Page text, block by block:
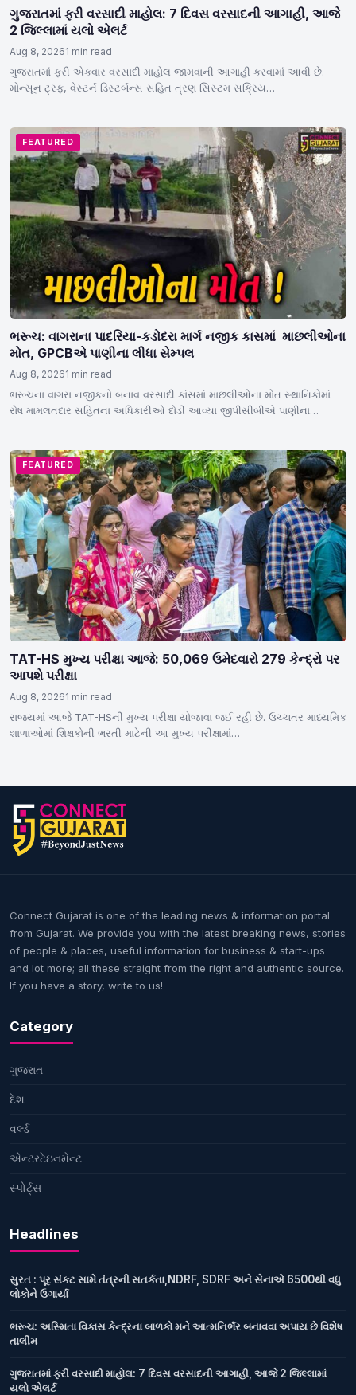
ગુજરાતમાં ફરી વરસાદી માહોલ: 7 દિવસ વરસાદની આગાહી, આજે
2 જિલ્લામાં યલો એલર્ટ
Aug 8, 20261 min read
ગુજરાતમાં ફરી એકવાર વરસાદી માહોલ જામવાની આગાહી કરવામાં આવી છે.
મોન્સૂન ટ્રફ, વેસ્ટર્ન ડિસ્ટર્બન્સ સહિત ત્રણ સિસ્ટમ સક્રિય…
FEATURED
ભરૂચ: વાગરાના પાદરિયા-કડોદરા માર્ગ નજીક કાસમાં માછલીઓના
મોત, GPCBએ પાણીના લીધા સેમ્પલ
Aug 8, 20261 min read
ભરૂચના વાગરા નજીકનો બનાવ વરસાદી કાંસમાં માછલીઓના મોત સ્થાનિકોમાં
રોષ મામલતદાર સહિતના અધિકારીઓ દોડી આવ્યા જીપીસીબીએ પાણીના
FEATURED
TAT-HS મુખ્ય પરીક્ષા આજે: 50,069 ઉમેદવારો 279 કેન્દ્રો પર
આપશે પરીક્ષા
Aug 8, 20261 min read
રાજ્યમાં આજે TAT-HSની મુખ્ય પરીક્ષા યોજાવા જઈ રહી છે. ઉચ્ચતર માધ્યમિક
શાળાઓમાં શિક્ષકોની ભરતી માટેની આ મુખ્ય પરીક્ષામાં…
Connect Gujarat is one of the leading news & information portal
from Gujarat. We provide you with the latest breaking news, stories
of people & places, useful information for business & start-ups
and lot more; all these straight from the right and authentic source.
If you have a story, write to us!
Category
ગુજરાત
દેશ
વર્લ્ડ
એન્ટરટેઇનમેન્ટ
સ્પોર્ટ્સ
Headlines
સુરત : પૂર સંકટ સામે તંત્રની સતર્કતા,NDRF, SDRF અને સેનાએ 6500થી વધુ
લોકોને ઉગાર્યા
ભરૂચ: અસ્મિતા વિકાસ કેન્દ્રના બાળકો મને આત્મનિર્ભર બનાવવા અપાય છે વિશેષ
તાલીમ
ગુજરાતમાં ફરી વરસાદી માહોલ: 7 દિવસ વરસાદની આગાહી, આજે 2 જિલ્લામાં
યલો એલર્ટ